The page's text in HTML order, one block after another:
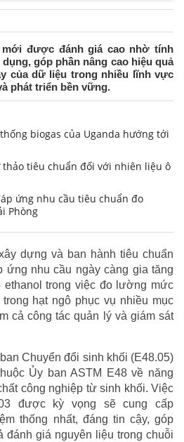
mới được đánh giá cao nhờ tính
góp phần nâng cao hiệu quả
của dữ liệu trong nhiều lĩnh vực
phát triển bền vững.
biogas của Uganda hướng tới
thảo tiêu chuẩn đối với nhiên liệu ô
ứng nhu cầu tiêu chuẩn đo
Phòng
dựng và ban hành tiêu chuẩn
ứng nhu cầu ngày càng gia tăng
ethanol trong việc đo lường mức
hạt ngô phục vụ nhiều mục
cả công tác quản lý và giám sát
Chuyển đổi sinh khối (E48.05)
Ủy ban ASTM E48 về năng
công nghiệp từ sinh khối. Việc
được kỳ vọng sẽ cung cấp
thống nhất, đáng tin cậy, góp
đánh giá nguyên liệu trong chuỗi